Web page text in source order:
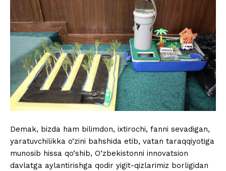
Demak, bizda ham bilimdon, ixtirochi, fanni sevadigan,
yaratuvchilikka o‘zini bahshida etib, vatan taraqqiyotiga
munosib hissa qo‘shib, O‘zbekistonni innovatsion
davlatga aylantirishga qodir yigit-qizlarimiz borligidan